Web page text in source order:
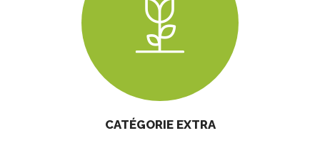
CATÉGORIE EXTRA